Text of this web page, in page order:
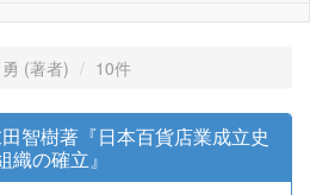
(著者) 10件
智樹著『日本百貨店業成立史
の確立』